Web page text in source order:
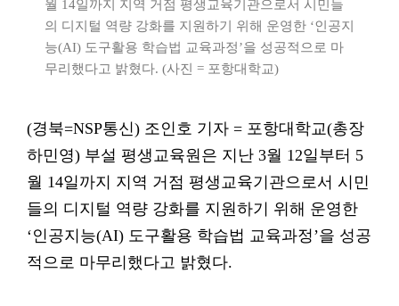
월 14일까지 지역 거점 평생교육기관으로서 시민들
의 디지털 역량 강화를 지원하기 위해 운영한 ‘인공지
능(AI) 도구활용 학습법 교육과정’을 성공적으로 마
무리했다고 밝혔다. (사진 = 포항대학교)
(경북=NSP통신) 조인호 기자 = 포항대학교(총장
하민영) 부설 평생교육원은 지난 3월 12일부터 5
월 14일까지 지역 거점 평생교육기관으로서 시민
들의 디지털 역량 강화를 지원하기 위해 운영한
‘인공지능(AI) 도구활용 학습법 교육과정’을 성공
적으로 마무리했다고 밝혔다.